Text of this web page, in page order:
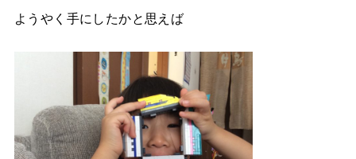
ようやく手にしたかと思えば